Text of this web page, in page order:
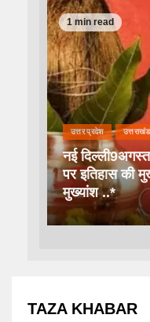
1 min read
उत्तर प्रदेश उत्तराखंड
नई
पर इतिहास की
मुख्यांश ..*
TAZA KHABAR